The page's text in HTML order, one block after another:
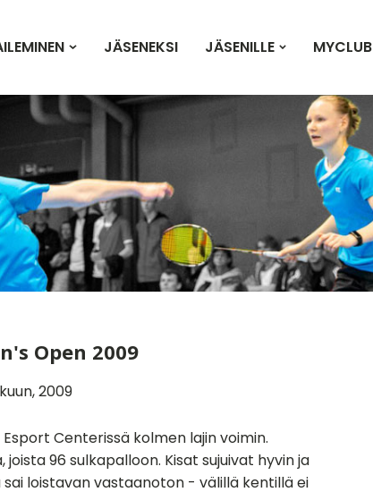
JÄSENEKSI JÄSENILLE MYCLUB
Open 2009
2009
Centerissä kolmen lajin voimin.
96 sulkapalloon. Kisat sujuivat hyvin ja
loistavan vastaanoton - välillä kentillä ei